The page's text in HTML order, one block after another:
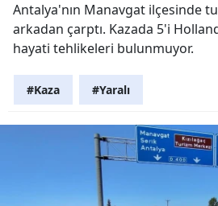
Antalya'nın Manavgat ilçesinde
arkadan çarptı. Kazada 5'i
hayati tehlikeleri bulunmuyor.
#Kaza #Yaralı